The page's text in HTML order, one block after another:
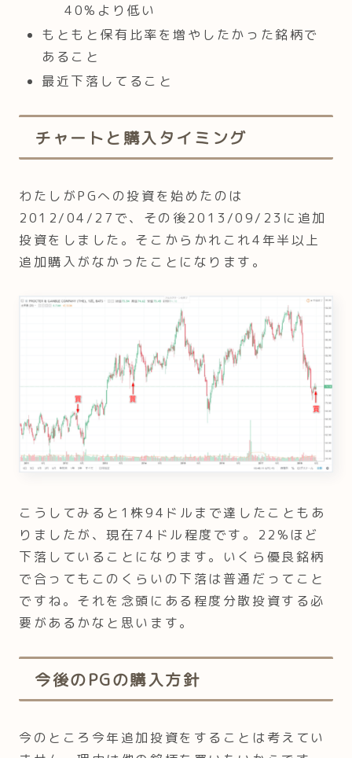
40%より低い
もともと保有比率を増やしたかった銘柄で
あること
最近下落してること
チャートと購入タイミング
わたしがPGへの投資を始めたのは
2012/04/27で、その後2013/09/23に追加
投資をしました。そこからかれこれ4年半以上
追加購入がなかったことになります。
こうしてみると1株94ドルまで達したこともあ
りましたが、現在74ドル程度です。22%ほど
下落していることになります。いくら優良銘柄
で合ってもこのくらいの下落は普通だってこと
ですね。それを念頭にある程度分散投資する必
要があるかなと思います。
今後のPGの購入方針
今のところ今年追加投資をすることは考えてい